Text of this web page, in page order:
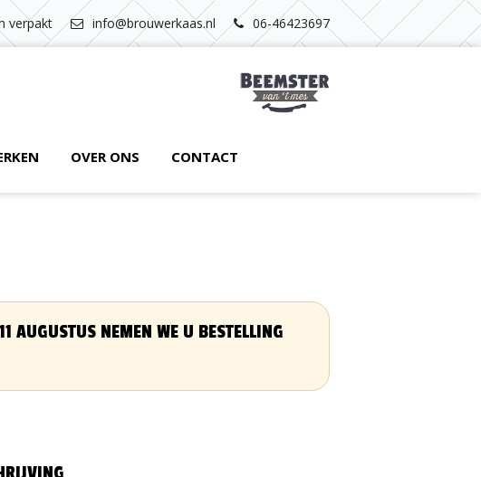
verpakt info@brouwerkaas.nl 06-46423697
OVER ONS CONTACT
NEMEN WE U BESTELLING